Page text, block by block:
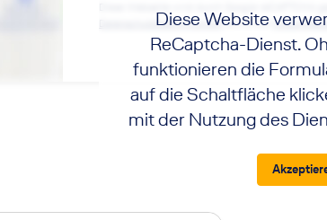
Diese Website
ReCaptcha-Dienst.
funktionieren die
auf die Schaltfläche
mit der Nutzung des
Datenschutzbestimmungensowie die